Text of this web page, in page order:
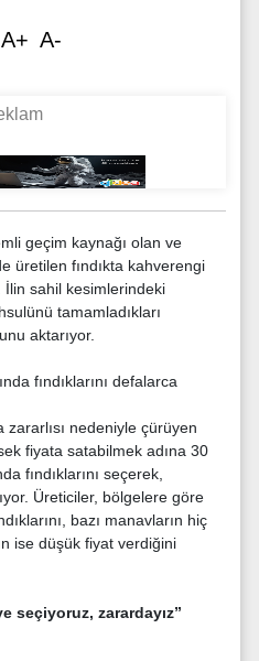
A+ A-
geçim kaynağı olan ve
üretilen fındıkta kahverengi
İlin sahil kesimlerindeki
tamamladıkları
aktarıyor.
fındıklarını defalarca
nedeniyle çürüyen
fiyata satabilmek adına 30
fındıklarını seçerek,
Üreticiler, bölgelere göre
bazı manavların hiç
ise düşük fiyat verdiğini
seçiyoruz, zarardayız”